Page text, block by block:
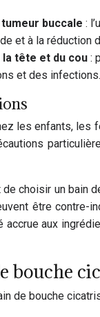
tumeur buccale :
et à la réduction
la tête et du cou :
et des
les enfants,
choisir un bain
être
aux
bouche
de bouche